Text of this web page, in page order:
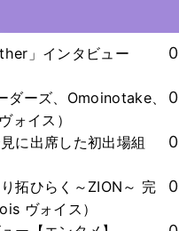
」インタビュー
0
ダーズ、Omoinotake、
イス）
0
に出席した初出場組
0
拓ひらく～ZION～ 完
ヴォイス）
0